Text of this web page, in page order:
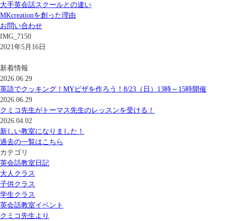
大手英会話スクールとの違い
MKcreationを創った理由
お問い合わせ
IMG_7150
2021年5月16日
新着情報
2026.06.29
英語でクッキング！MYピザを作ろう！8/23（日）13時～15時開催
2026.06.29
クミコ先生がトーマス先生のレッスンを受ける！
2026.04.02
新しい教室になりました！
過去の一覧はこちら
カテゴリ
英会話教室日記
大人クラス
子供クラス
学生クラス
英会話教室イベント
クミコ先生より